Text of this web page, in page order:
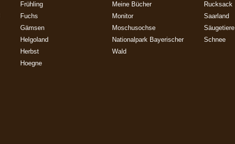
Frühling
Fuchs
Gämsen
Helgoland
Herbst
Hoegne
Meine Bücher
Monitor
Moschusochse
Nationalpark Bayerischer
Wald
Rucksack
Saarland
Säugetiere
Schnee